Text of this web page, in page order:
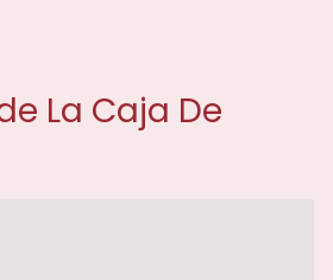
La Caja De